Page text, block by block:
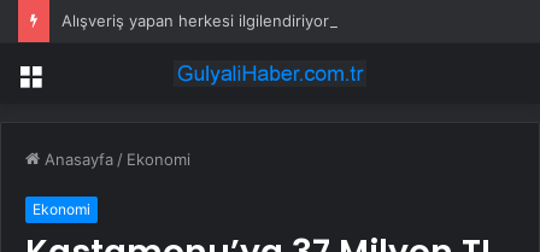
Menü
Anasayfa / Ekonomi
Ekonomi